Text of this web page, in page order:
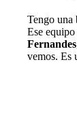
Tengo una
Ese
Fernandes
vemos. Es